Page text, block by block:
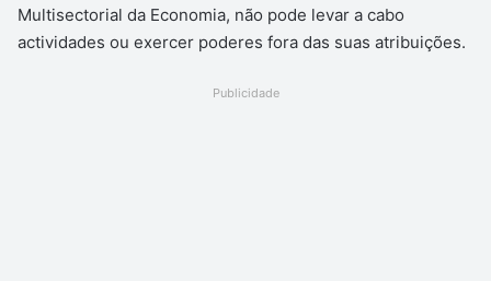
Multisectorial da Economia, não pode levar a cabo
actividades ou exercer poderes fora das suas atribuições.
Publicidade